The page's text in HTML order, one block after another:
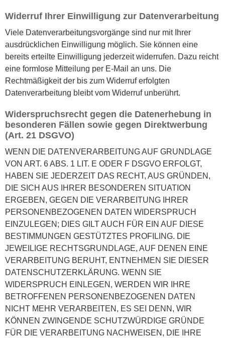
Widerruf Ihrer Einwilligung zur Datenverarbeitung
Viele Datenverarbeitungsvorgänge sind nur mit Ihrer
ausdrücklichen Einwilligung möglich. Sie können eine
bereits erteilte Einwilligung jederzeit widerrufen. Dazu reicht
eine formlose Mitteilung per E-Mail an uns. Die
Rechtmäßigkeit der bis zum Widerruf erfolgten
Datenverarbeitung bleibt vom Widerruf unberührt.
Widerspruchsrecht gegen die Datenerhebung in
besonderen Fällen sowie gegen Direktwerbung
(Art. 21 DSGVO)
WENN DIE DATENVERARBEITUNG AUF GRUNDLAGE
VON ART. 6 ABS. 1 LIT. E ODER F DSGVO ERFOLGT,
HABEN SIE JEDERZEIT DAS RECHT, AUS GRÜNDEN,
DIE SICH AUS IHRER BESONDEREN SITUATION
ERGEBEN, GEGEN DIE VERARBEITUNG IHRER
PERSONENBEZOGENEN DATEN WIDERSPRUCH
EINZULEGEN; DIES GILT AUCH FÜR EIN AUF DIESE
BESTIMMUNGEN GESTÜTZTES PROFILING. DIE
JEWEILIGE RECHTSGRUNDLAGE, AUF DENEN EINE
VERARBEITUNG BERUHT, ENTNEHMEN SIE DIESER
DATENSCHUTZERKLÄRUNG. WENN SIE
WIDERSPRUCH EINLEGEN, WERDEN WIR IHRE
BETROFFENEN PERSONENBEZOGENEN DATEN
NICHT MEHR VERARBEITEN, ES SEI DENN, WIR
KÖNNEN ZWINGENDE SCHUTZWÜRDIGE GRÜNDE
FÜR DIE VERARBEITUNG NACHWEISEN, DIE IHRE